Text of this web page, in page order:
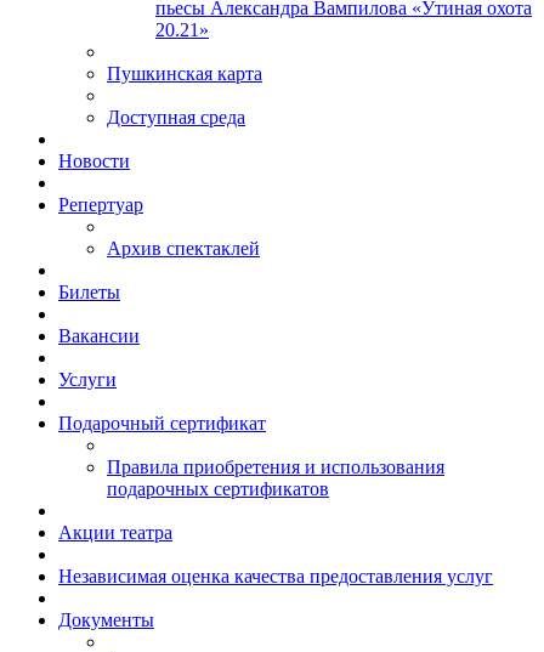
пьесы Александра Вампилова «Утиная охота
20.21»
Пушкинская карта
Доступная среда
Новости
Репертуар
Архив спектаклей
Билеты
Вакансии
Услуги
Подарочный сертификат
Правила приобретения и использования
подарочных сертификатов
Акции театра
Независимая оценка качества предоставления услуг
Документы